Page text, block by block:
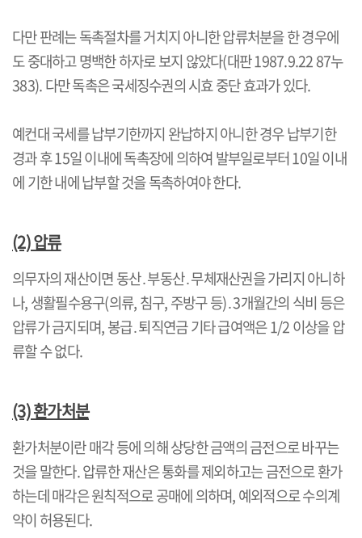
다만 판례는 독촉절차를 거치지 아니한 압류처분을 한 경우에
도 중대하고 명백한 하자로 보지 않았다(대판1987.9.22 87누
383).다만 독촉은 국세징수권의 시효 중단 효과가 있다.
예컨대 국세를 납부기한까지 완납하지 아니한 경우 납부기한
경과 후15일 이내에 독촉장에 의하여 발부일로부터10일 이내
에 기한 내에 납부할 것을 독촉하여야 한다.
(2)압류
의무자의 재산이면 동산․부동산․무체재산권을 가리지 아니하
나,생활필수용구(의류,침구,주방구 등)․3개월간의 식비 등은
압류가 금지되며,봉급․퇴직연금 기타 급여액은1/2이상을 압
류할 수 없다.
(3)환가처분
환가처분이란 매각 등에 의해 상당한 금액의 금전으로 바꾸는
것을 말한다.압류한 재산은 통화를 제외하고는 금전으로 환가
하는데 매각은 원칙적으로 공매에 의하며,예외적으로 수의계
약이 허용된다.